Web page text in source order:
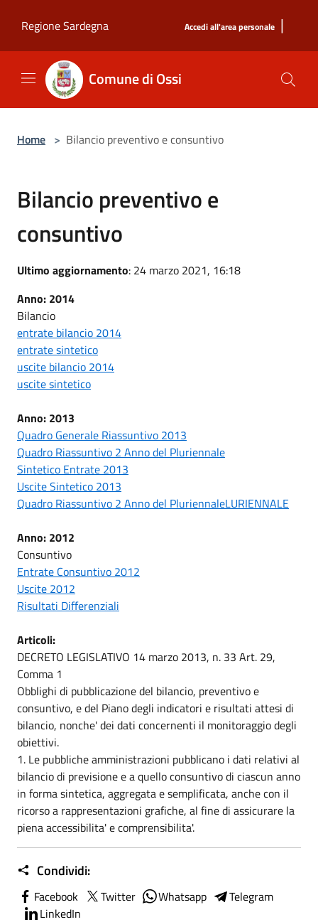
Regione Sardegna
Accedi all'area personale |
Comune di Ossi
Home > Bilancio preventivo e consuntivo
Bilancio preventivo e
consuntivo
Ultimo aggiornamento: 24 marzo 2021, 16:18
Anno: 2014
Bilancio
entrate bilancio 2014
entrate sintetico
uscite bilancio 2014
uscite sintetico
Anno: 2013
Quadro Generale Riassuntivo 2013
Quadro Riassuntivo 2 Anno del Pluriennale
Sintetico Entrate 2013
Uscite Sintetico 2013
Quadro Riassuntivo 2 Anno del PluriennaleLURIENNALE
Anno: 2012
Consuntivo
Entrate Consuntivo 2012
Uscite 2012
Risultati Differenziali
Articoli:
DECRETO LEGISLATIVO 14 marzo 2013, n. 33 Art. 29,
Comma 1
Obblighi di pubblicazione del bilancio, preventivo e
consuntivo, e del Piano degli indicatori e risultati attesi di
bilancio, nonche' dei dati concernenti il monitoraggio degli
obiettivi.
1. Le pubbliche amministrazioni pubblicano i dati relativi al
bilancio di previsione e a quello consuntivo di ciascun anno
in forma sintetica, aggregata e semplificata, anche con il
ricorso a rappresentazioni grafiche, al fine di assicurare la
piena accessibilita' e comprensibilita'.
Condividi:
Facebook Twitter Whatsapp
Telegram
LinkedIn